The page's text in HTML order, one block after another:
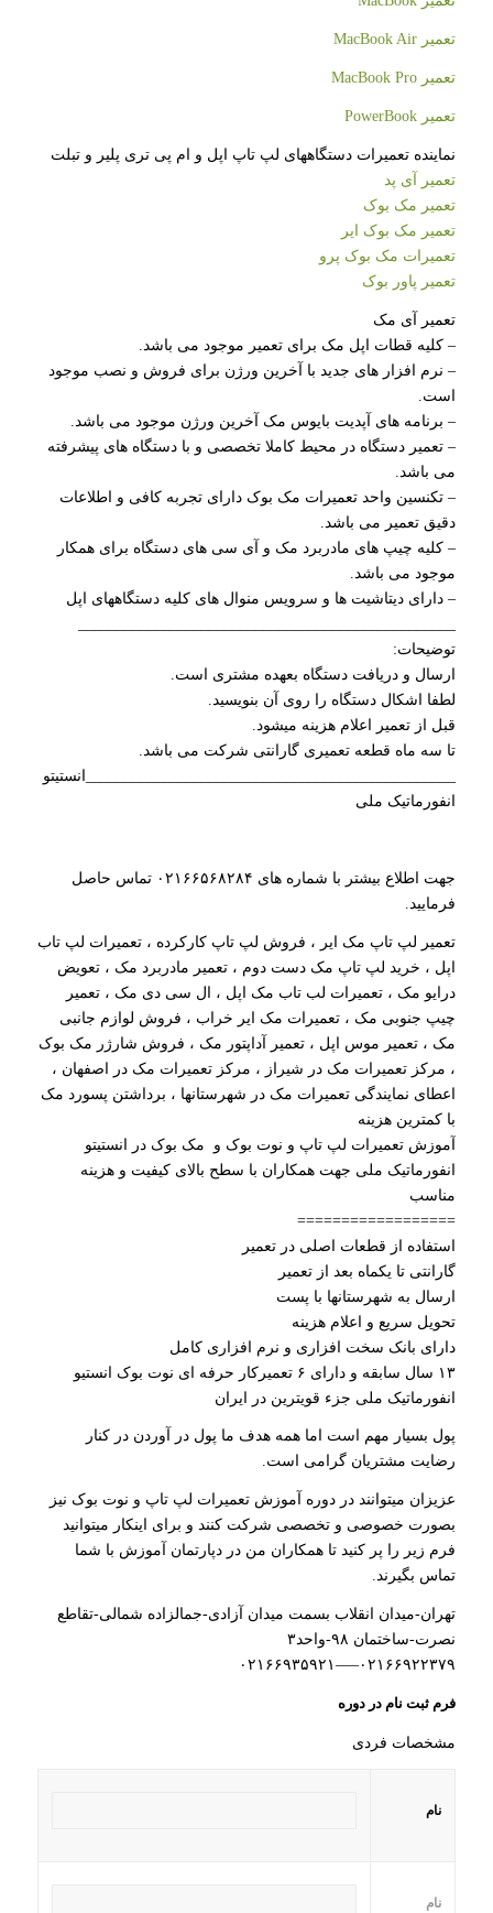
تعمیر MacBook Air
تعمیر MacBook Pro
تعمیر PowerBook
نماینده تعمیرات دستگاههای لپ تاپ اپل و ام پی تری پلیر و تبلت
تعمیر آی پد
تعمیر مک بوک
تعمیر مک بوک ایر
تعمیرات مک بوک پرو
تعمیر پاور بوک
تعمیر آی مک
– کلیه قطات اپل مک برای تعمیر موجود می باشد.
– نرم افزار های جدید با آخرین ورژن برای فروش و نصب موجود
است.
– برنامه های آپدیت بایوس مک آخرین ورژن موجود می باشد.
– تعمیر دستگاه در محیط کاملا تخصصی و با دستگاه های پیشرفته
می باشد.
– تکنسین واحد تعمیرات مک بوک دارای تجربه کافی و اطلاعات
دقیق تعمیر می باشد.
– کلیه چیپ های مادربرد مک و آی سی های دستگاه برای همکار
موجود می باشد.
– دارای دیتاشیت ها و سرویس منوال های کلیه دستگاههای اپل
توضیحات:
ارسال و دریافت دستگاه بعهده مشتری است.
لطفا اشکال دستگاه را روی آن بنویسید.
قبل از تعمیر اعلام هزینه میشود.
تا سه ماه قطعه تعمیری گارانتی شرکت می باشد.
________________________________________________انستیتو
انفورماتیک ملی
جهت اطلاع بیشتر با شماره های ۰۲۱۶۶۵۶۸۲۸۴ تماس حاصل
فرمایید.
تعمیر لپ تاپ مک ایر ، فروش لپ تاپ کارکرده ، تعمیرات لپ تاب
اپل ، خرید لپ تاپ مک دست دوم ، تعمیر مادربرد مک ، تعویض
درایو مک ، تعمیرات لب تاب مک اپل ، ال سی دی مک ، تعمیر
چیپ جنوبی مک ، تعمیرات مک ایر خراب ، فروش لوازم جانبی
مک ، تعمیر موس اپل ، تعمیر آداپتور مک ، فروش شارژر مک بوک
، مرکز تعمیرات مک در شیراز ، مرکز تعمیرات مک در اصفهان ،
اعطای نمایندگی تعمیرات مک در شهرستانها ، برداشتن پسورد مک
با کمترین هزینه
آموزش تعمیرات لپ تاپ و نوت بوک و مک بوک در انستیتو
انفورماتیک ملی جهت همکاران با سطح بالای کیفیت و هزینه
مناسب
==================
استفاده از قطعات اصلی در تعمیر
گارانتی تا یکماه بعد از تعمیر
ارسال به شهرستانها با پست
تحویل سریع و اعلام هزینه
دارای بانک سخت افزاری و نرم افزاری کامل
۱۳ سال سابقه و دارای ۶ تعمیرکار حرفه ای نوت بوک انستیو
انفورماتیک ملی جزء قویترین در ایران
پول بسیار مهم است اما همه هدف ما پول در آوردن در کنار
رضایت مشتریان گرامی است.
عزیزان میتوانند در دوره آموزش تعمیرات لپ تاپ و نوت بوک نیز
بصورت خصوصی و تخصصی شرکت کنند و برای اینکار میتوانید
فرم زیر را پر کنید تا همکاران من در دپارتمان آموزش با شما
تماس بگیرند.
تهران-میدان انقلاب بسمت میدان آزادی-جمالزاده شمالی-تقاطع
نصرت-ساختمان ۹۸-واحد۳
۰۲۱۶۶۹۲۲۳۷۹—–۰۲۱۶۶۹۳۵۹۲۱
فرم ثبت نام در دوره
مشخصات فردی
نام
نام